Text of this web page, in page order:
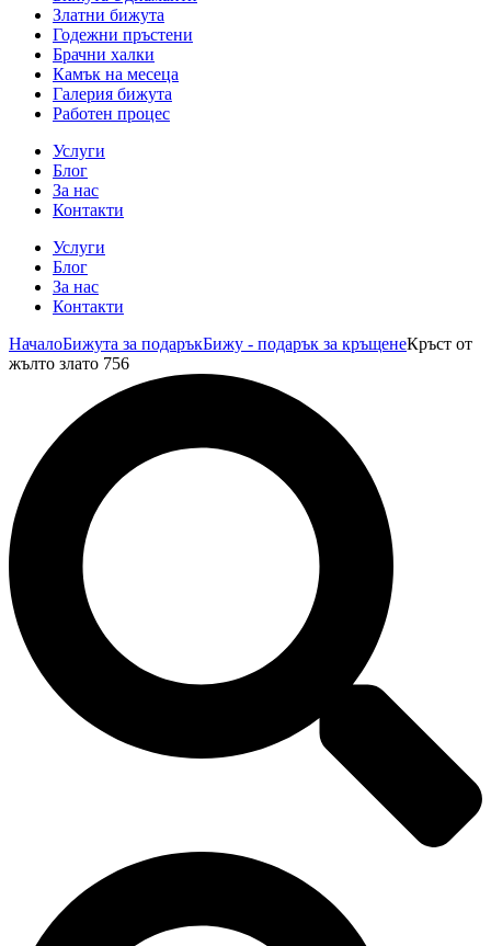
Златни бижута
Годежни пръстени
Брачни халки
Камък на месеца
Галерия бижута
Работен процес
Услуги
Блог
За нас
Контакти
Услуги
Блог
За нас
Контакти
НачалоБижута за подаръкБижу - подарък за кръщенеКръст от
жълто злато 756